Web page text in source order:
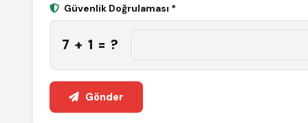
Güvenlik Doğrulaması *
7 + 1 = ?
Gönder